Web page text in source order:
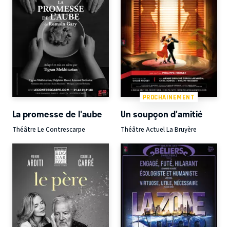
La promesse de l'aube
Théâtre Le Contrescarpe
PROCHAINEMENT
Un soupçon d'amitié
Théâtre Actuel La Bruyère